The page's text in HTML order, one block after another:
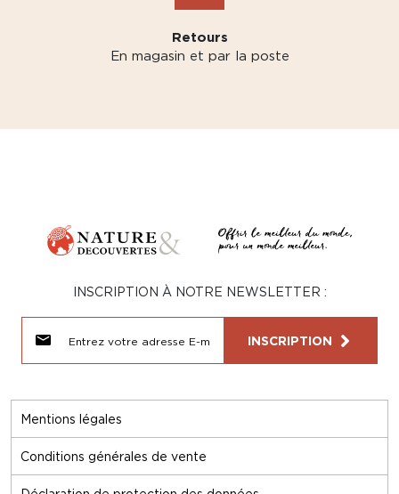
Retours
En magasin et par la poste
Mentions légales
Conditions générales de vente
INSCRIPTION À NOTRE NEWSLETTER :
INSCRIPTION